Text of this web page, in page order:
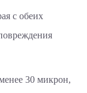
с обеих
30 микрон,